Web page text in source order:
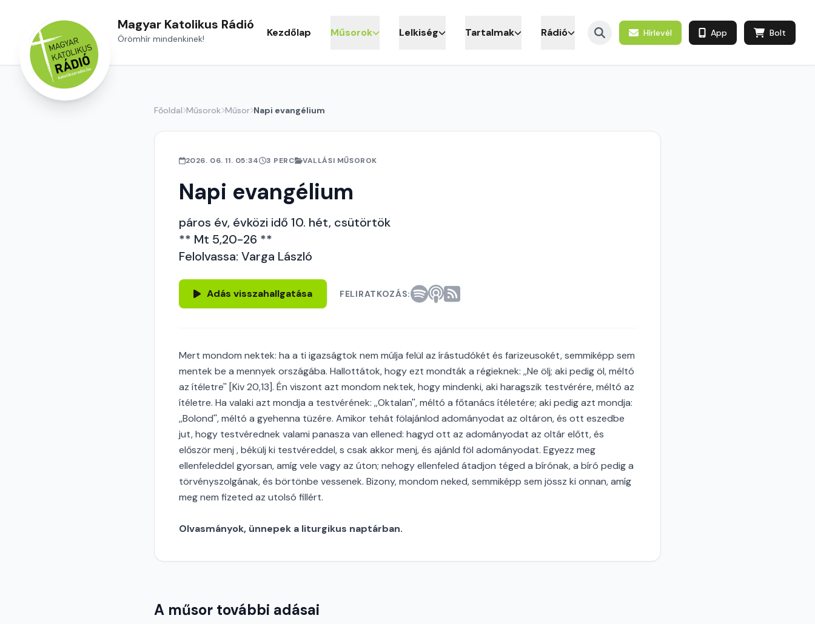
Magyar Katolikus Rádió
Örömhír mindenkinek! Kezdőlap Műsorok Lelkiség Tartalmak Rádió Hírlevél App Bolt
Főoldal Műsorok Műsor Napi evangélium
2026. 06. 11. 05:34 3 PERC VALLÁSI MŰSOROK
Napi evangélium
páros év, évközi idő 10. hét, csütörtök
** Mt 5,20-26 **
Felolvassa: Varga László
Adás visszahallgatása FELIRATKOZÁS:
Mert mondom nektek: ha a ti igazságtok nem múlja felül az írástudókét és farizeusokét, semmiképp sem
mentek be a mennyek országába. Hallottátok, hogy ezt mondták a régieknek: ,,Ne ölj; aki pedig öl, méltó
az ítéletre'' [Kiv 20,13]. Én viszont azt mondom nektek, hogy mindenki, aki haragszik testvérére, méltó az
ítéletre. Ha valaki azt mondja a testvérének: ,,Oktalan'', méltó a főtanács ítéletére; aki pedig azt mondja:
,,Bolond'', méltó a gyehenna tüzére. Amikor tehát fölajánlod adományodat az oltáron, és ott eszedbe
jut, hogy testvérednek valami panasza van ellened: hagyd ott az adományodat az oltár előtt, és
először menj , békülj ki testvéreddel, s csak akkor menj, és ajánld föl adományodat. Egyezz meg
ellenfeleddel gyorsan, amíg vele vagy az úton; nehogy ellenfeled átadjon téged a bírónak, a bíró pedig a
törvényszolgának, és börtönbe vessenek. Bizony, mondom neked, semmiképp sem jössz ki onnan, amíg
meg nem fizeted az utolsó fillért.
Olvasmányok, ünnepek a liturgikus naptárban.
A műsor további adásai